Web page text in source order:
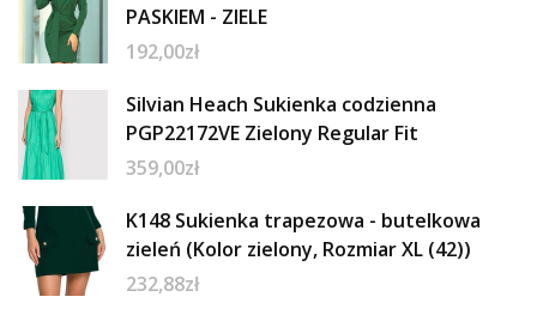
PASKIEM - ZIELE
192,00zł
Silvian Heach Sukienka codzienna
PGP22172VE Zielony Regular Fit
359,00zł
K148 Sukienka trapezowa - butelkowa
zieleń (Kolor zielony, Rozmiar XL (42))
232,88zł